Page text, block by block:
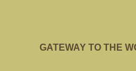
GATEWAY TO THE